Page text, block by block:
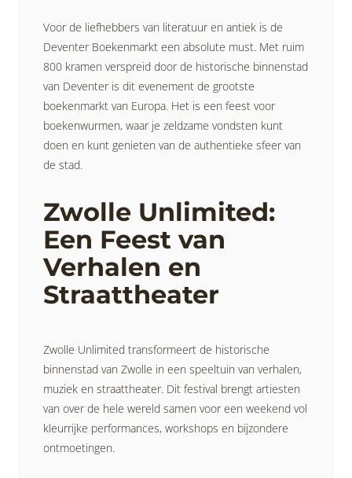
Voor de liefhebbers van literatuur en antiek is de
Deventer Boekenmarkt een absolute must. Met ruim
800 kramen verspreid door de historische binnenstad
van Deventer is dit evenement de grootste
boekenmarkt van Europa. Het is een feest voor
boekenwurmen, waar je zeldzame vondsten kunt
doen en kunt genieten van de authentieke sfeer van
de stad.
Zwolle Unlimited:
Een Feest van
Verhalen en
Straattheater
Zwolle Unlimited transformeert de historische
binnenstad van Zwolle in een speeltuin van verhalen,
muziek en straattheater. Dit festival brengt artiesten
van over de hele wereld samen voor een weekend vol
kleurrijke performances, workshops en bijzondere
ontmoetingen.